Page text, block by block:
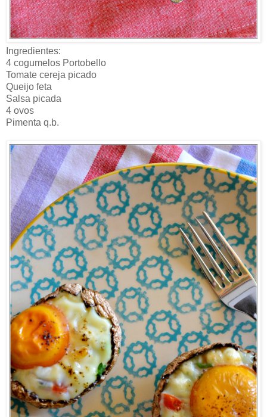
Ingredientes:
4 cogumelos Portobello
Tomate cereja picado
Queijo feta
Salsa picada
4 ovos
Pimenta q.b.